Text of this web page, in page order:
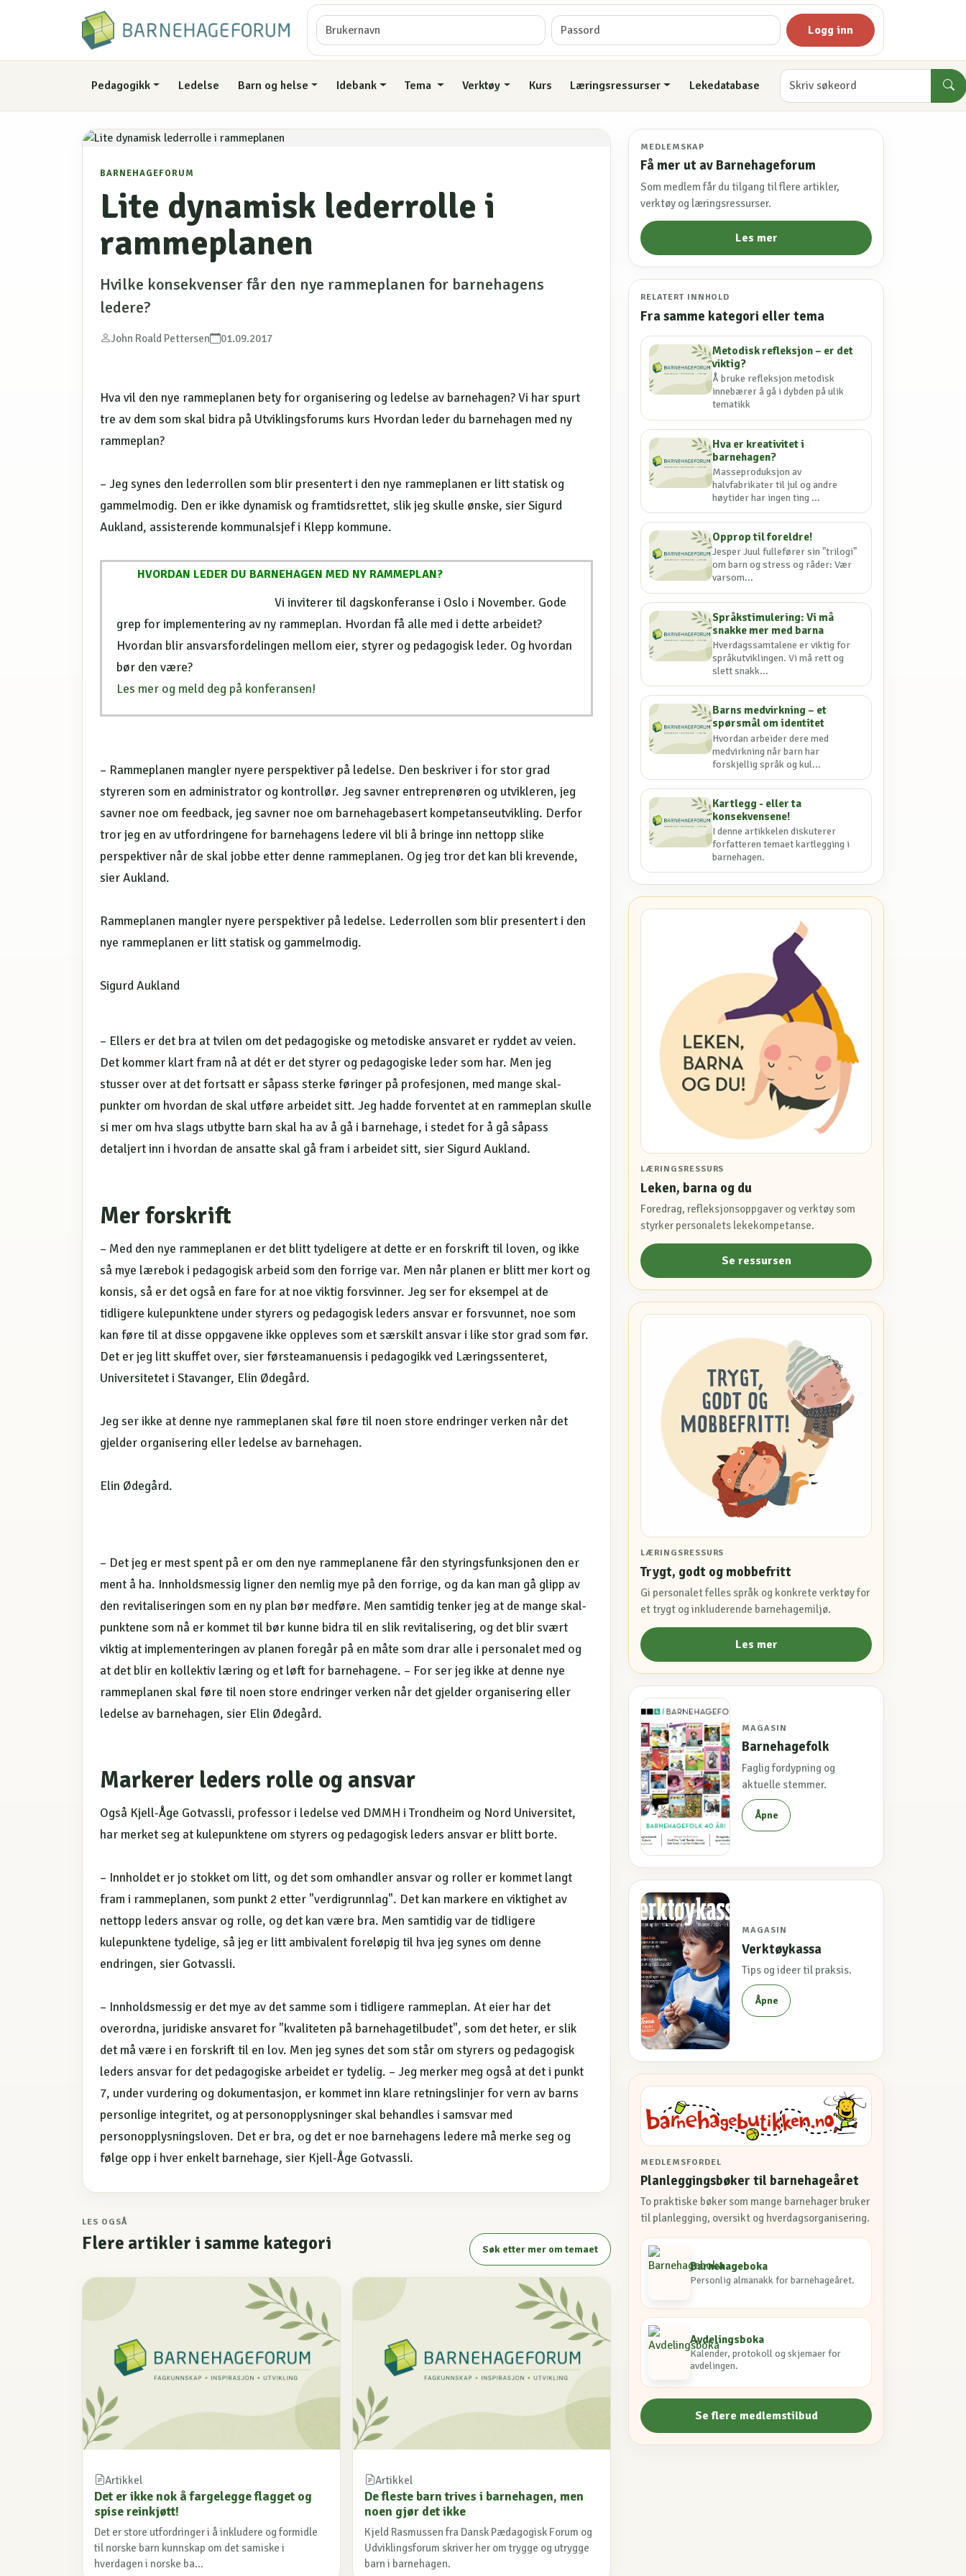
Logg inn
Pedagogikk Ledelse Barn og helse Idebank Tema Verktøy Kurs Læringsressurser Lekedatabase
BARNEHAGEFORUM
Lite dynamisk lederrolle i
rammeplanen
Hvilke konsekvenser får den nye rammeplanen for barnehagens
ledere?
John Roald Pettersen 01.09.2017
Hva vil den nye rammeplanen bety for organisering og ledelse av barnehagen? Vi har spurt
tre av dem som skal bidra på Utviklingsforums kurs Hvordan leder du barnehagen med ny
rammeplan?
– Jeg synes den lederrollen som blir presentert i den nye rammeplanen er litt statisk og
gammelmodig. Den er ikke dynamisk og framtidsrettet, slik jeg skulle ønske, sier Sigurd
Aukland, assisterende kommunalsjef i Klepp kommune.
HVORDAN LEDER DU BARNEHAGEN MED NY RAMMEPLAN?
Vi inviterer til dagskonferanse i Oslo i November. Gode
grep for implementering av ny rammeplan. Hvordan få alle med i dette arbeidet?
Hvordan blir ansvarsfordelingen mellom eier, styrer og pedagogisk leder. Og hvordan
bør den være?
Les mer og meld deg på konferansen!
– Rammeplanen mangler nyere perspektiver på ledelse. Den beskriver i for stor grad
styreren som en administrator og kontrollør. Jeg savner entreprenøren og utvikleren, jeg
savner noe om feedback, jeg savner noe om barnehagebasert kompetanseutvikling. Derfor
tror jeg en av utfordringene for barnehagens ledere vil bli å bringe inn nettopp slike
perspektiver når de skal jobbe etter denne rammeplanen. Og jeg tror det kan bli krevende,
sier Aukland.
Rammeplanen mangler nyere perspektiver på ledelse. Lederrollen som blir presentert i den
nye rammeplanen er litt statisk og gammelmodig.
Sigurd Aukland
– Ellers er det bra at tvilen om det pedagogiske og metodiske ansvaret er ryddet av veien.
Det kommer klart fram nå at dét er det styrer og pedagogiske leder som har. Men jeg
stusser over at det fortsatt er såpass sterke føringer på profesjonen, med mange skal-
punkter om hvordan de skal utføre arbeidet sitt. Jeg hadde forventet at en rammeplan skulle
si mer om hva slags utbytte barn skal ha av å gå i barnehage, i stedet for å gå såpass
detaljert inn i hvordan de ansatte skal gå fram i arbeidet sitt, sier Sigurd Aukland.
Mer forskrift
– Med den nye rammeplanen er det blitt tydeligere at dette er en forskrift til loven, og ikke
så mye lærebok i pedagogisk arbeid som den forrige var. Men når planen er blitt mer kort og
konsis, så er det også en fare for at noe viktig forsvinner. Jeg ser for eksempel at de
tidligere kulepunktene under styrers og pedagogisk leders ansvar er forsvunnet, noe som
kan føre til at disse oppgavene ikke oppleves som et særskilt ansvar i like stor grad som før.
Det er jeg litt skuffet over, sier førsteamanuensis i pedagogikk ved Læringssenteret,
Universitetet i Stavanger, Elin Ødegård.
Jeg ser ikke at denne nye rammeplanen skal føre til noen store endringer verken når det
gjelder organisering eller ledelse av barnehagen.
Elin Ødegård.
– Det jeg er mest spent på er om den nye rammeplanene får den styringsfunksjonen den er
ment å ha. Innholdsmessig ligner den nemlig mye på den forrige, og da kan man gå glipp av
den revitaliseringen som en ny plan bør medføre. Men samtidig tenker jeg at de mange skal-
punktene som nå er kommet til bør kunne bidra til en slik revitalisering, og det blir svært
viktig at implementeringen av planen foregår på en måte som drar alle i personalet med og
at det blir en kollektiv læring og et løft for barnehagene. – For ser jeg ikke at denne nye
rammeplanen skal føre til noen store endringer verken når det gjelder organisering eller
ledelse av barnehagen, sier Elin Ødegård.
Markerer leders rolle og ansvar
Også Kjell-Åge Gotvassli, professor i ledelse ved DMMH i Trondheim og Nord Universitet,
har merket seg at kulepunktene om styrers og pedagogisk leders ansvar er blitt borte.
– Innholdet er jo stokket om litt, og det som omhandler ansvar og roller er kommet langt
fram i rammeplanen, som punkt 2 etter "verdigrunnlag". Det kan markere en viktighet av
nettopp leders ansvar og rolle, og det kan være bra. Men samtidig var de tidligere
kulepunktene tydelige, så jeg er litt ambivalent foreløpig til hva jeg synes om denne
endringen, sier Gotvassli.
– Innholdsmessig er det mye av det samme som i tidligere rammeplan. At eier har det
overordna, juridiske ansvaret for "kvaliteten på barnehagetilbudet", som det heter, er slik
det må være i en forskrift til en lov. Men jeg synes det som står om styrers og pedagogisk
leders ansvar for det pedagogiske arbeidet er tydelig. – Jeg merker meg også at det i punkt
7, under vurdering og dokumentasjon, er kommet inn klare retningslinjer for vern av barns
personlige integritet, og at personopplysninger skal behandles i samsvar med
personopplysningsloven. Det er bra, og det er noe barnehagens ledere må merke seg og
følge opp i hver enkelt barnehage, sier Kjell-Åge Gotvassli.
LES OGSÅ
Flere artikler i samme kategori Søk etter mer om temaet
Artikkel
Det er ikke nok å fargelegge flagget og
spise reinkjøtt!
Det er store utfordringer i å inkludere og formidle
til norske barn kunnskap om det samiske i
hverdagen i norske ba...
Artikkel
De fleste barn trives i barnehagen, men
noen gjør det ikke
Kjeld Rasmussen fra Dansk Pædagogisk Forum og
Udviklingsforum skriver her om trygge og utrygge
barn i barnehagen.
MEDLEMSKAP
Få mer ut av Barnehageforum
Som medlem får du tilgang til flere artikler,
verktøy og læringsressurser.
Les mer
RELATERT INNHOLD
Fra samme kategori eller tema
Metodisk refleksjon – er det
viktig?
Å bruke refleksjon metodisk
innebærer å gå i dybden på ulik
tematikk
Hva er kreativitet i
barnehagen?
Masseproduksjon av
halvfabrikater til jul og andre
høytider har ingen ting ...
Opprop til foreldre!
Jesper Juul fullefører sin "trilogi"
om barn og stress og råder: Vær
varsom...
Språkstimulering: Vi må
snakke mer med barna
Hverdagssamtalene er viktig for
språkutviklingen. Vi må rett og
slett snakk...
Barns medvirkning – et
spørsmål om identitet
Hvordan arbeider dere med
medvirkning når barn har
forskjellig språk og kul...
Kartlegg - eller ta
konsekvensene!
I denne artikkelen diskuterer
forfatteren temaet kartlegging i
barnehagen.
LÆRINGSRESSURS
Leken, barna og du
Foredrag, refleksjonsoppgaver og verktøy som
styrker personalets lekekompetanse.
Se ressursen
LÆRINGSRESSURS
Trygt, godt og mobbefritt
Gi personalet felles språk og konkrete verktøy for
et trygt og inkluderende barnehagemiljø.
Les mer
MAGASIN
Barnehagefolk
Faglig fordypning og
aktuelle stemmer.
Åpne
MAGASIN
Verktøykassa
Tips og ideer til praksis.
Åpne
MEDLEMSFORDEL
Planleggingsbøker til barnehageåret
To praktiske bøker som mange barnehager bruker
til planlegging, oversikt og hverdagsorganisering.
Barnehageboka
Personlig almanakk for barnehageåret.
Avdelingsboka
Kalender, protokoll og skjemaer for
avdelingen.
Se flere medlemstilbud